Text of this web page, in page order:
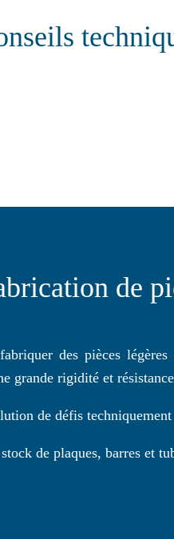
de
des pièces
grande rigidité et
de défis
de plaques, barres et